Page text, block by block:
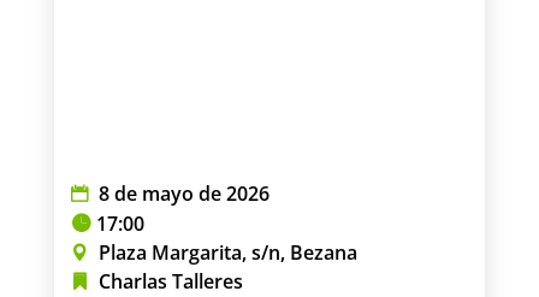
8 de mayo de 2026
17:00
Plaza Margarita, s/n, Bezana
Charlas Talleres